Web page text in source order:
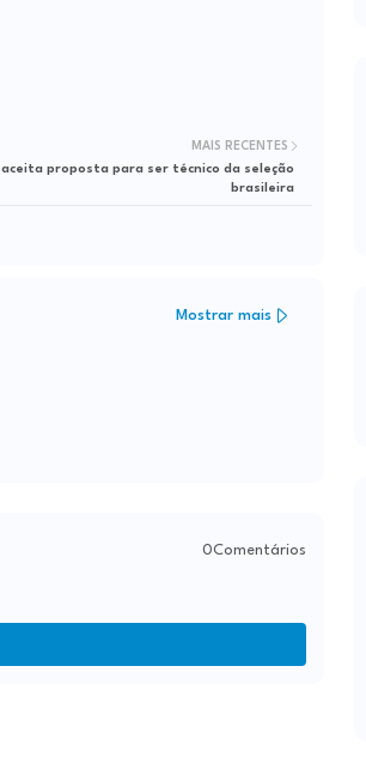
MAIS RECENTES
proposta para ser técnico da seleção
brasileira
Mostrar mais
0Comentários